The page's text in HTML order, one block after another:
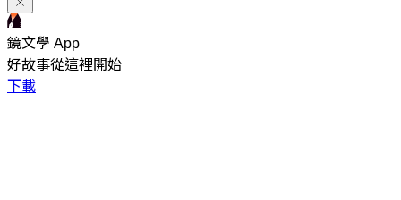
鏡文學 App
好故事從這裡開始
下載